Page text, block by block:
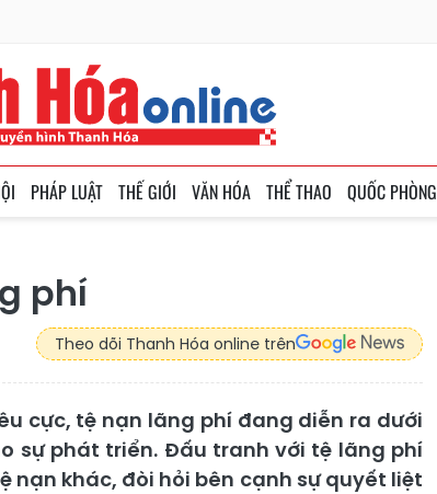
PHÁP LUẬT THẾ GIỚI VĂN HÓA THỂ THAO QUỐC PHÒNG
phí
Theo dõi Thanh Hóa online trên
cực, tệ nạn lãng phí đang diễn ra dưới
sự phát triển. Đấu tranh với tệ lãng phí
nạn khác, đòi hỏi bên cạnh sự quyết liệt